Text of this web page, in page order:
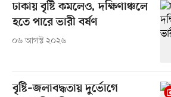
ঢাকায় বৃষ্টি কমলেও, দক্ষিণাঞ্চলে
হতে পারে ভারী বর্ষণ
০৬ আগস্ট ২০২৬
বৃষ্টি–জলাবদ্ধতায় দুর্ভোগে